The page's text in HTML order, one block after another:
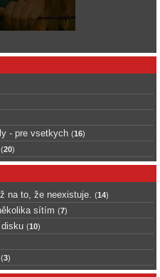
- pre vsetkych (16)
(20)
na to, že neexistuje. (14)
sítím (7)
(10)
(3)